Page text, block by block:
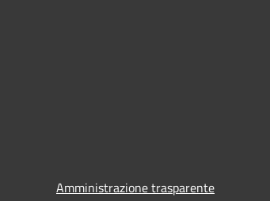
Amministrazione trasparente